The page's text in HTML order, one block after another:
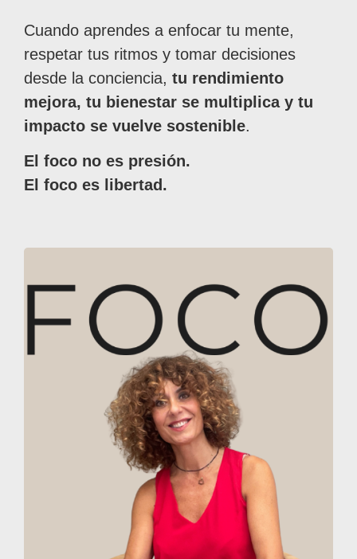
Cuando aprendes a enfocar tu mente,
respetar tus ritmos y tomar decisiones
desde la conciencia, tu rendimiento
mejora, tu bienestar se multiplica y tu
impacto se vuelve sostenible.
El foco no es presión.
El foco es libertad.